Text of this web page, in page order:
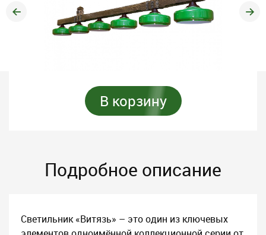
В корзину
Подробное описание
Светильник «Витязь» – это один из ключевых